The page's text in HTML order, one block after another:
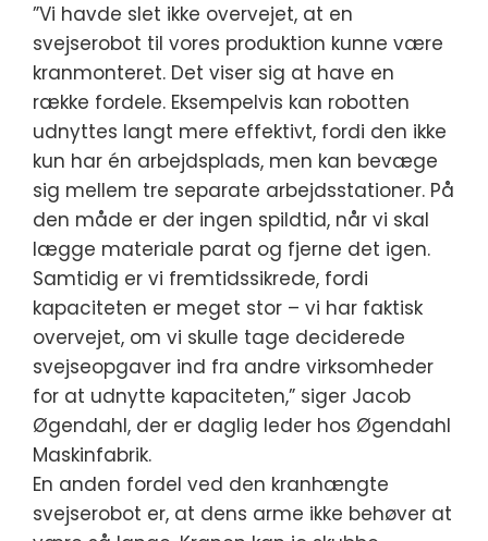
”Vi havde slet ikke overvejet, at en
svejserobot til vores produktion kunne være
kranmonteret. Det viser sig at have en
række fordele. Eksempelvis kan robotten
udnyttes langt mere effektivt, fordi den ikke
kun har én arbejdsplads, men kan bevæge
sig mellem tre separate arbejdsstationer. På
den måde er der ingen spildtid, når vi skal
lægge materiale parat og fjerne det igen.
Samtidig er vi fremtidssikrede, fordi
kapaciteten er meget stor – vi har faktisk
overvejet, om vi skulle tage deciderede
svejseopgaver ind fra andre virksomheder
for at udnytte kapaciteten,” siger Jacob
Øgendahl, der er daglig leder hos Øgendahl
Maskinfabrik.
En anden fordel ved den kranhængte
svejserobot er, at dens arme ikke behøver at